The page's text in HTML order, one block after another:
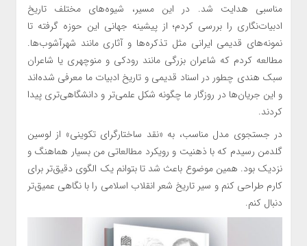
مناسبی هدایت شد. در این مسیر، شیوه‌های مختلف تاریخ
ادبیات‌نگاری را بررسی کردم؛ از پیشینه جهانی این حوزه گرفته تا
نمونه‌های قدیمی ایرانی مثل تذکره‌ها و آثاری مانند شهرآشوب‌ها.
مطالعه کردم که شاعران بزرگی مانند رودکی و منوچهری یا شاعران
سبک هندی چطور در اسناد قدیمی و تاریخ ادبیات ما معرفی شده‌اند
و این جریان‌ها در روزگار ما چگونه شکل علمی‌تر و دانشگاهی‌تری پیدا
کردند.
در جستجوی مدل مناسب، به «نقد ساختارگرای تکوینی» از لوسین
گلدمن رسیدم که با ذهنیت و رویکرد مطالعاتی من بسیار هماهنگ و
نزدیک بود. همین موضوع باعث شد تا بتوانم یک الگوی دقیق‌تر برای
کارم طراحی کنم و سیر تاریخ شعر انقلاب اسلامی را با نگاهی عمیق‌تر
دنبال کنم.